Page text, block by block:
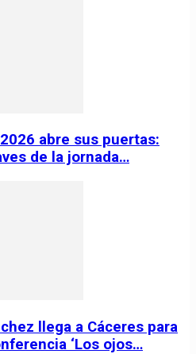
abre sus puertas:
de la jornada…
llega a Cáceres para
‘Los ojos…